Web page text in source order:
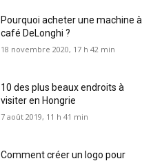
Pourquoi acheter une machine à
café DeLonghi ?
18 novembre 2020, 17 h 42 min
10 des plus beaux endroits à
visiter en Hongrie
7 août 2019, 11 h 41 min
Comment créer un logo pour